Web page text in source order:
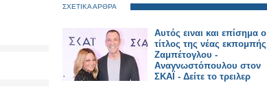
ΣΧΕΤΙΚΑ ΑΡΘΡΑ
Αυτός ειναι και επίσημα ο
τίτλος της νέας εκπομπής
Ζαμπέτογλου -
Αναγνωστόπουλου στον
ΣΚΑΪ - Δείτε το τρειλερ